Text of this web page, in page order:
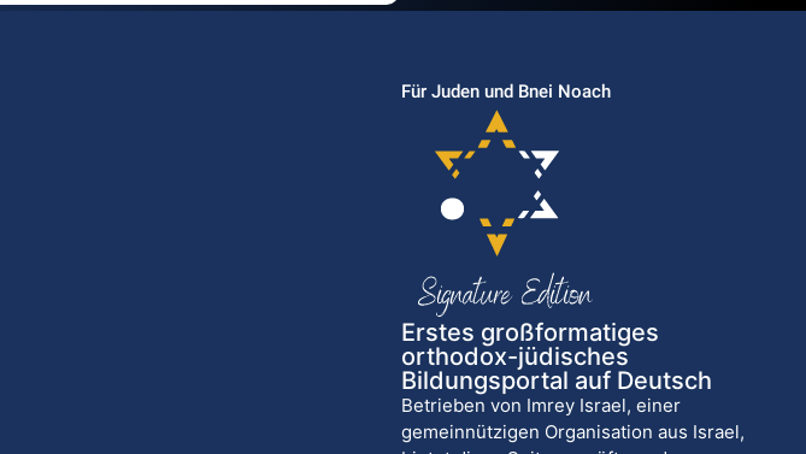
Für Juden und Bnei Noach
Erstes großformatiges
orthodox-jüdisches
Bildungsportal auf Deutsch
Betrieben von Imrey Israel, einer
gemeinnützigen Organisation aus Israel,